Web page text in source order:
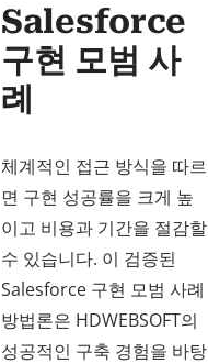
Salesforce
구현 모범 사
례
체계적인 접근 방식을 따르
면 구현 성공률을 크게 높
이고 비용과 기간을 절감할
수 있습니다. 이 검증된
Salesforce 구현 모범 사례
방법론은 HDWEBSOFT의
성공적인 구축 경험을 바탕